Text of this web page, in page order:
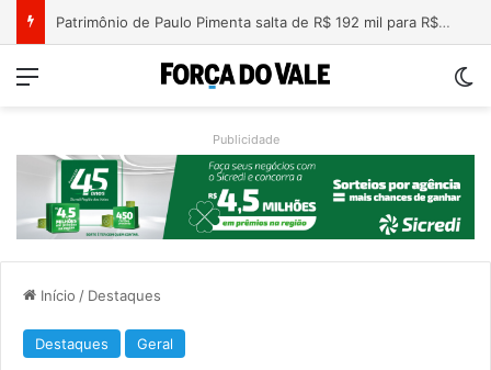
Nova lei endurece penas para crimes sexuais online contra crianças e adolescentes
Menu
Publicidade
Início / Destaques
Destaques Geral